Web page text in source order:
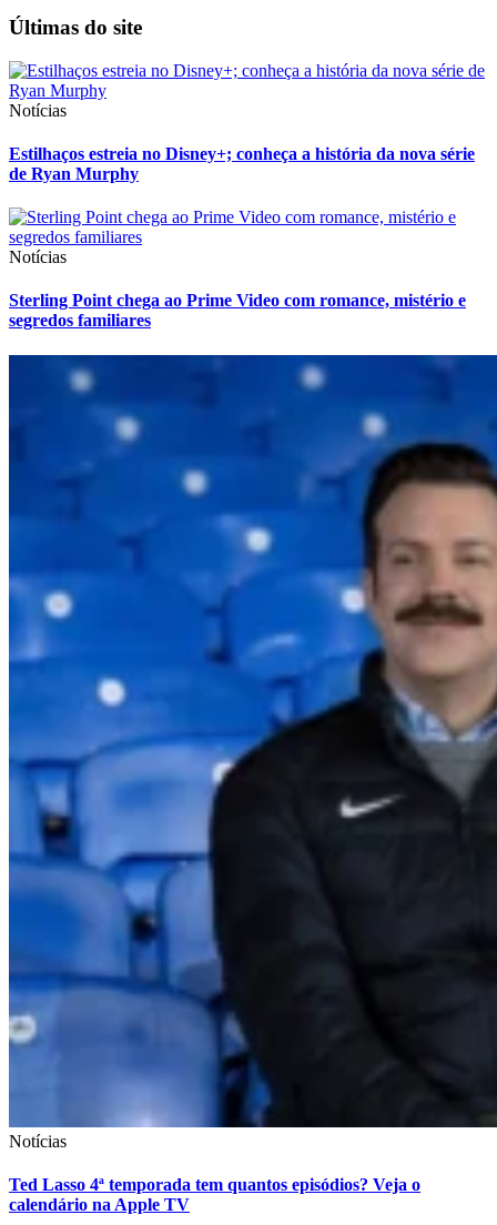
Últimas do site
Notícias
Estilhaços estreia no Disney+; conheça a história da nova série
de Ryan Murphy
Notícias
Sterling Point chega ao Prime Video com romance, mistério e
segredos familiares
Notícias
Ted Lasso 4ª temporada tem quantos episódios? Veja o
calendário na Apple TV